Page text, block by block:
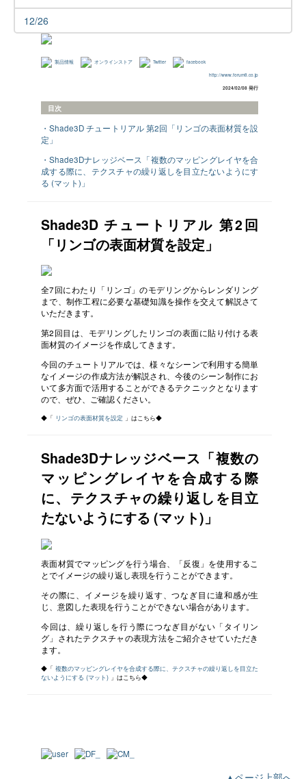
12/26
製品情報 オンラインストア Twitter facebook
http://www.forum8.co.jp
2024/02/08 発行
目次
・Shade3D チュートリアル 第2回「リンゴの表面材質を設
定」
・Shade3Dナレッジベース「複数のマッピングレイヤを合
成する際に、テクスチャの繰り返しを目立たないようにす
る (マット)」
Shade3D チュートリアル 第2回
「リンゴの表面材質を設定」
全7回にわたり「リンゴ」のモデリングからレンダリング
まで、制作工程に必要な基礎知識を操作を交えて解説さて
いただきます。
第2回目は、モデリングしたリンゴの表面に貼り付ける表
面材質のイメージを作成してきます。
今回のチュートリアルでは、様々なシーンで利用する簡単
なイメージの作成方法が解説され、今後のシーン制作にお
いて多方面で活用することができるテクニックとなります
ので、ぜひ、ご確認ください。
◆「 リンゴの表面材質を設定 」はこちら◆
Shade3Dナレッジベース「複数の
マッピングレイヤを合成する際
に、テクスチャの繰り返しを目立
たないようにする (マット)」
表面材質でマッピングを行う場合、「反復」を使用するこ
とでイメージの繰り返し表現を行うことができます。
その際に、イメージを繰り返す、つなぎ目に違和感が生
じ、意図した表現を行うことができない場合があります。
今回は、繰り返しを行う際につなぎ目がない「タイリン
グ」されたテクスチャの表現方法をご紹介させていただき
ます。
◆「複数のマッピングレイヤを合成する際に、テクスチャの繰り返しを目立た
ないようにする (マット) 」はこちら◆